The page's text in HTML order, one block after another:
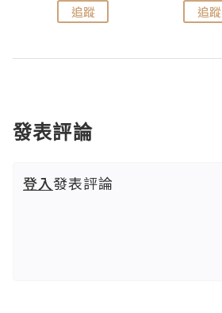
追蹤 追蹤
發表評論
登入發表評論